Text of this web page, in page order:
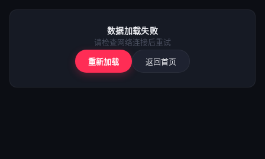
⚠️
数据加载失败
请检查网络连接后重试
重新加载 返回首页